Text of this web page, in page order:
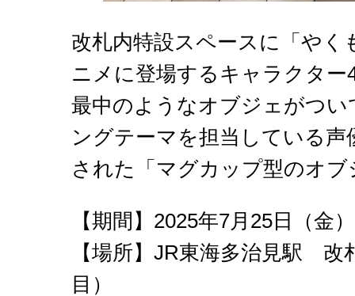
改札内特設スペースに「や
ニメに登場するキャラクタ
最中のようなオブジェがつ
ングテーマを担当している
された「マグカップ型のオ
【期間】2025年7月25日（金
【場所】JR東海多治見駅 改
目）